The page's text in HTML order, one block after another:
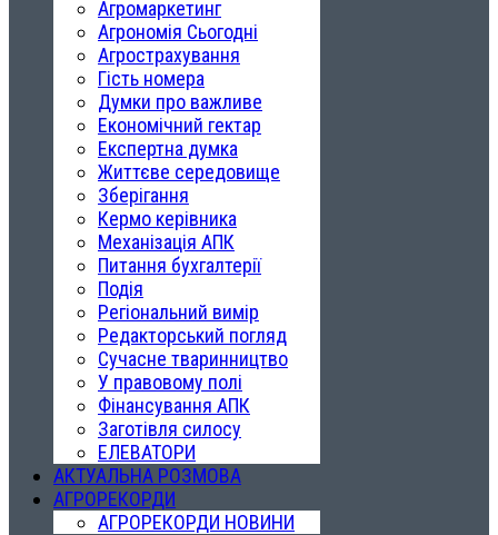
Агромаркетинг
Агрономія Сьогодні
Агрострахування
Гість номера
Думки про важливе
Економічний гектар
Експертна думка
Життєве середовище
Зберігання
Кермо керівника
Механізація АПК
Питання бухгалтерії
Подія
Регіональний вимір
Редакторський погляд
Сучасне тваринництво
У правовому полі
Фінансування АПК
Заготівля силосу
ЕЛЕВАТОРИ
АКТУАЛЬНА РОЗМОВА
АГРОРЕКОРДИ
АГРОРЕКОРДИ НОВИНИ